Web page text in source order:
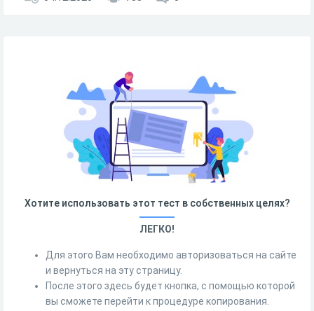
Хотите использовать этот тест в собственных целях?
ЛЕГКО!
Для этого Вам необходимо авторизоваться на сайте
и вернуться на эту страницу.
После этого здесь будет кнопка, с помощью которой
вы сможете перейти к процедуре копирования.